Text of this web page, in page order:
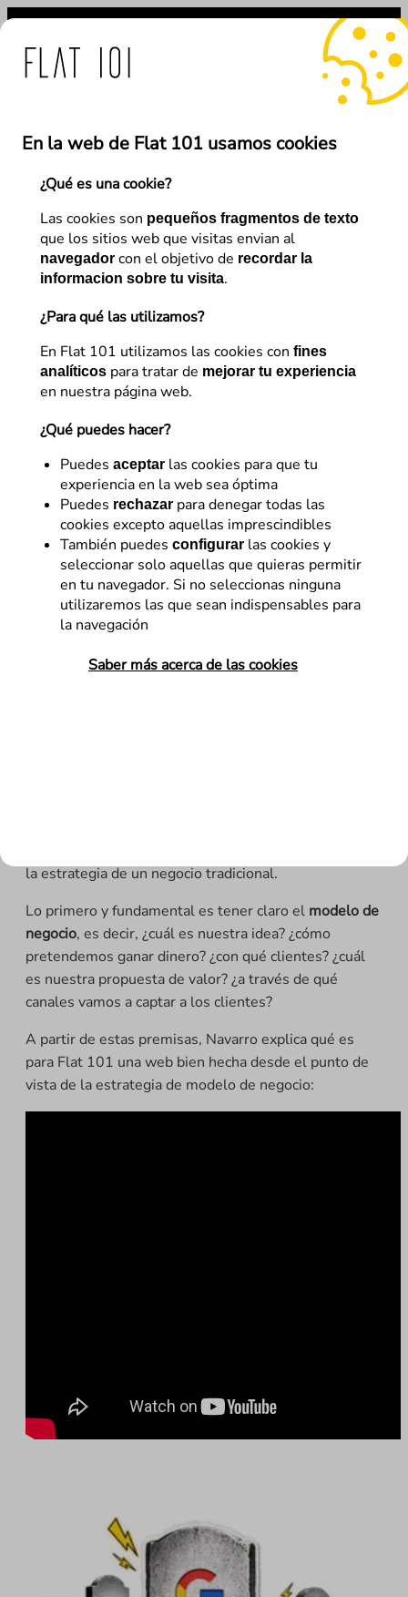
En la web de Flat 101 usamos cookies
¿Qué es una cookie?
Las cookies son pequeños fragmentos de texto
que los sitios web que visitas envian al
navegador con el objetivo de recordar la
informacion sobre tu visita.
¿Para qué las utilizamos?
En Flat 101 utilizamos las cookies con fines
analíticos para tratar de mejorar tu experiencia
en nuestra página web.
¿Qué puedes hacer?
Puedes aceptar las cookies para que tu
experiencia en la web sea óptima
Puedes rechazar para denegar todas las
cookies excepto aquellas imprescindibles
También puedes configurar las cookies y
seleccionar solo aquellas que quieras permitir
en tu navegador. Si no seleccionas ninguna
utilizaremos las que sean indispensables para
la navegación
Saber más acerca de las cookies
Saltar
contenido
de Flat 101
Anterior Siguiente
E-commerce
Claves para lograr el éxito de
un negocio digital
Flat 101
Referentes en diseño y optimización digital con más
de 15 años de experiencia. Impulsamos la
rentabilidad de los negocios con un enfoque de
trabajo propio: Business eXperience Optimization
(BXOp).
27 de octubre de 2015
Sandra Navarro en el Congreso
la estrategia de un negocio tradicional.
Lo primero y fundamental es tener claro el modelo de
negocio, es decir, ¿cuál es nuestra idea? ¿cómo
pretendemos ganar dinero? ¿con qué clientes? ¿cuál
es nuestra propuesta de valor? ¿a través de qué
canales vamos a captar a los clientes?
A partir de estas premisas, Navarro explica qué es
para Flat 101 una web bien hecha desde el punto de
vista de la estrategia de modelo de negocio: